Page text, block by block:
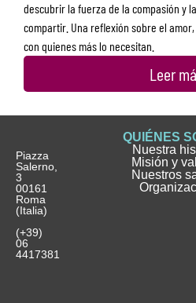
descubrir la fuerza de la compasión y
compartir. Una reflexión sobre el
con quienes más lo necesitan.
Leer
Piazza
Salerno,
3
00161
Roma
(Italia)
(+39)
06
4417381
QUIÉNES
Nuestra
Misión y
Nuestros